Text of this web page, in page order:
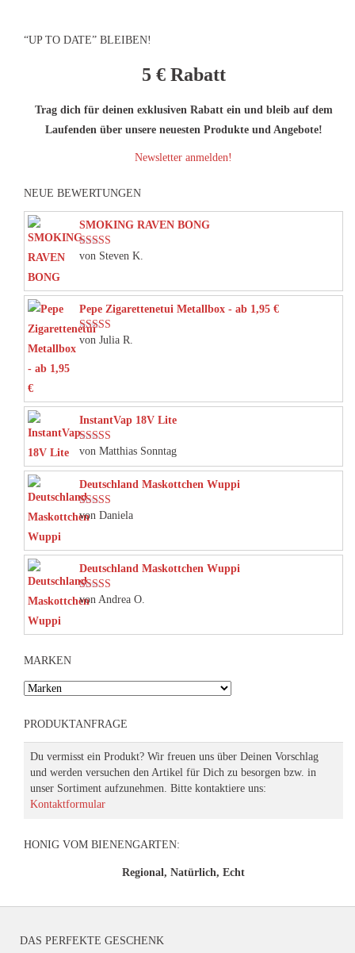
“UP TO DATE” BLEIBEN!
5 € Rabatt
Trag dich für deinen exklusiven Rabatt ein und bleib auf dem
Laufenden über unsere neuesten Produkte und Angebote!
Newsletter anmelden!
NEUE BEWERTUNGEN
SMOKING RAVEN BONG
Bewertet mit
von Steven K.
Pepe Zigarettenetui Metallbox - ab 1,95 €
Bewertet mit
von Julia R.
InstantVap 18V Lite
Bewertet mit
von Matthias Sonntag
Deutschland Maskottchen Wuppi
Bewertet mit
von Daniela
Deutschland Maskottchen Wuppi
Bewertet mit
von Andrea O.
MARKEN
PRODUKTANFRAGE
Du vermisst ein Produkt? Wir freuen uns über Deinen Vorschlag
und werden versuchen den Artikel für Dich zu besorgen bzw. in
unser Sortiment aufzunehmen. Bitte kontaktiere uns:
Kontaktformular
HONIG VOM BIENENGARTEN:
Regional, Natürlich, Echt
DAS PERFEKTE GESCHENK